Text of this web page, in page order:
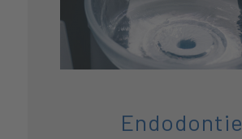
Endodontie